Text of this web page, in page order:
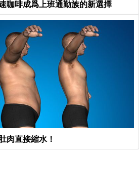
啡成爲上班通勤族的新選擇
肉直接縮水！